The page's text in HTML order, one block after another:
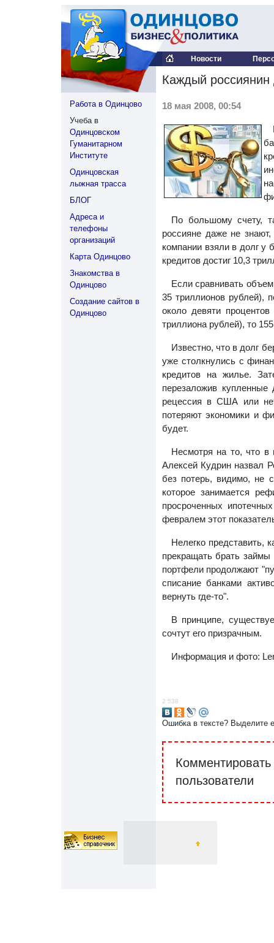
Новости
Работа в Одинцово
Учеба в
Одинцовском
Гуманитарном
Институте
Одинцовская
лыжная трасса
БЛОГ
Адреса и
телефоны
организаций
Карта Одинцово
Знакомства в
Одинцово
Создание сайтов в
Одинцово
Каждый россиянин
18 мая 2008, 00:54
По большому счету,
россияне даже не
компании взяли в долг у
кредитов достиг 10,3
Если сравнивать
35 триллионов рублей),
около девяти
триллиона рублей), то
Известно, что в долг
уже столкнулись с
кредитов на жилье.
перезаложив
рецессия в США или
потеряют экономики и
будет.
Несмотря на то, что
Алексей Кудрин назвал
без потерь, видимо, не
которое занимается
просроченных
февралем этот
Нелегко представить,
прекращать брать
портфели продолжают
списание банками
вернуть где-то".
В принципе,
сочтут его призрачным.
Информация и фото:
2 538
Ошибка в тексте? Выделите
Комментировать
пользователи